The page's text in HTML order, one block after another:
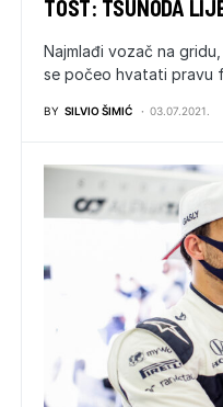
TOST: TSUNODA
Najmlađi vozač na
se počeo hvatati pravu
BY SILVIO ŠIMIĆ 03.07.2021.